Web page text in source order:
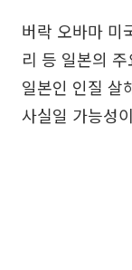
버락 오바마 미
리 등 일본의
일본인 인질 살
사실일 가능성